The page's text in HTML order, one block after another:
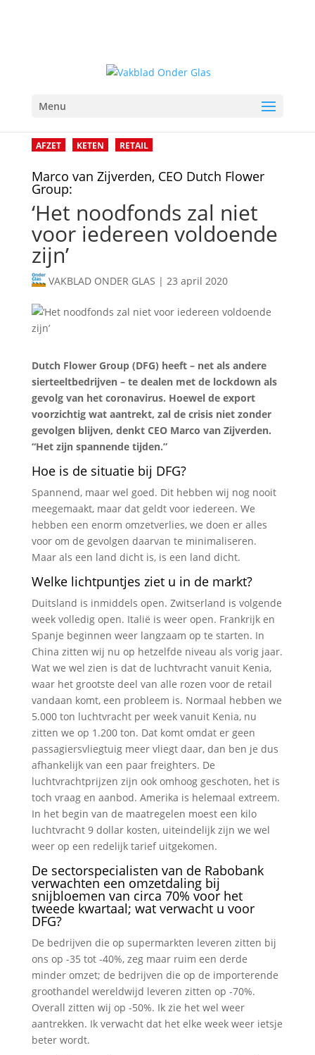
Menu
AFZET KETEN RETAIL
Marco van Zijverden, CEO Dutch Flower
Group:
‘Het noodfonds zal niet
voor iedereen voldoende
zijn’
VAKBLAD ONDER GLAS | 23 april 2020
Dutch Flower Group (DFG) heeft – net als andere
sierteeltbedrijven – te dealen met de lockdown als
gevolg van het coronavirus. Hoewel de export
voorzichtig wat aantrekt, zal de crisis niet zonder
gevolgen blijven, denkt CEO Marco van Zijverden.
“Het zijn spannende tijden.”
Hoe is de situatie bij DFG?
Spannend, maar wel goed. Dit hebben wij nog nooit
meegemaakt, maar dat geldt voor iedereen. We
hebben een enorm omzetverlies, we doen er alles
voor om de gevolgen daarvan te minimaliseren.
Maar als een land dicht is, is een land dicht.
Welke lichtpuntjes ziet u in de markt?
Duitsland is inmiddels open. Zwitserland is volgende
week volledig open. Italië is weer open. Frankrijk en
Spanje beginnen weer langzaam op te starten. In
China zitten wij nu op hetzelfde niveau als vorig jaar.
Wat we wel zien is dat de luchtvracht vanuit Kenia,
waar het grootste deel van alle rozen voor de retail
vandaan komt, een probleem is. Normaal hebben we
5.000 ton luchtvracht per week vanuit Kenia, nu
zitten we op 1.200 ton. Dat komt omdat er geen
passagiersvliegtuig meer vliegt daar, dan ben je dus
afhankelijk van een paar freighters. De
luchtvrachtprijzen zijn ook omhoog geschoten, het is
toch vraag en aanbod. Amerika is helemaal extreem.
In het begin van de maatregelen moest een kilo
luchtvracht 9 dollar kosten, uiteindelijk zijn we wel
weer op een redelijk tarief uitgekomen.
De sectorspecialisten van de Rabobank
verwachten een omzetdaling bij
snijbloemen van circa 70% voor het
tweede kwartaal; wat verwacht u voor
DFG?
De bedrijven die op supermarkten leveren zitten bij
ons op -35 tot -40%, zeg maar ruim een derde
minder omzet; de bedrijven die op de importerende
groothandel wereldwijd leveren zitten op -70%.
Overall zitten wij op -50%. Ik zie het wel weer
aantrekken. Ik verwacht dat het elke week weer ietsje
beter wordt.